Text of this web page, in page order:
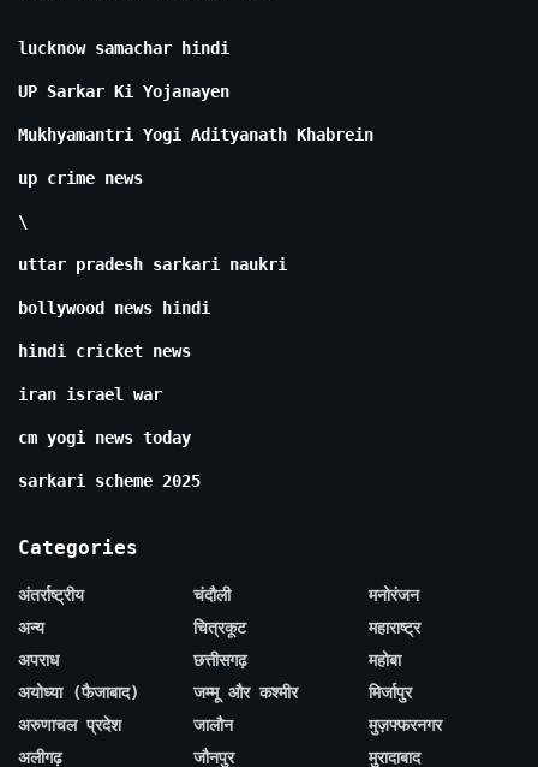
lucknow samachar hindi
UP Sarkar Ki Yojanayen
Mukhyamantri Yogi Adityanath Khabrein
up crime news
\
uttar pradesh sarkari naukri
bollywood news hindi
hindi cricket news
iran israel war
cm yogi news today
sarkari scheme 2025
Categories
अंतर्राष्ट्रीय
अन्य
अपराध
अयोध्या (फैजाबाद)
अरुणाचल प्रदेश
अलीगढ़
चंदौली
चित्रकूट
छत्तीसगढ़
जम्मू और कश्मीर
जालौन
जौनपुर
मनोरंजन
महाराष्ट्र
महोबा
मिर्जापुर
मुज़फ्फरनगर
मुरादाबाद